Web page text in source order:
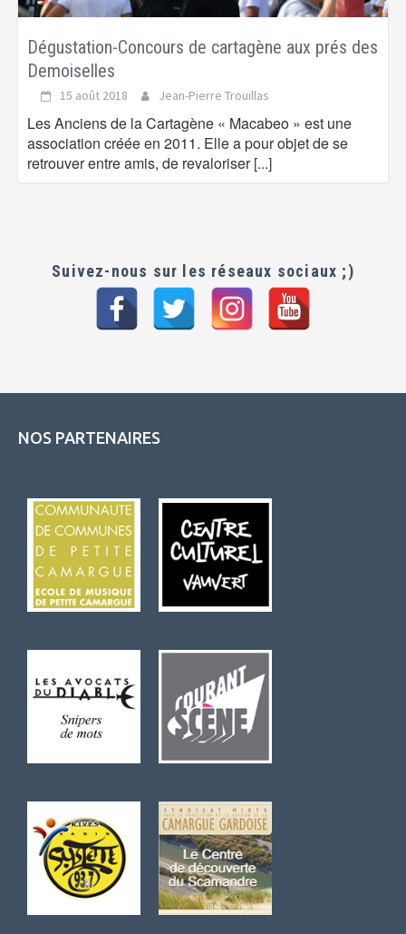
Dégustation-Concours de cartagène aux prés des
Demoiselles
15 août 2018 Jean-Pierre Trouillas
Les Anciens de la Cartagène « Macabeo » est une
association créée en 2011. Elle a pour objet de se
retrouver entre amis, de revaloriser[...]
Suivez-nous sur les réseaux sociaux ;)
NOS PARTENAIRES